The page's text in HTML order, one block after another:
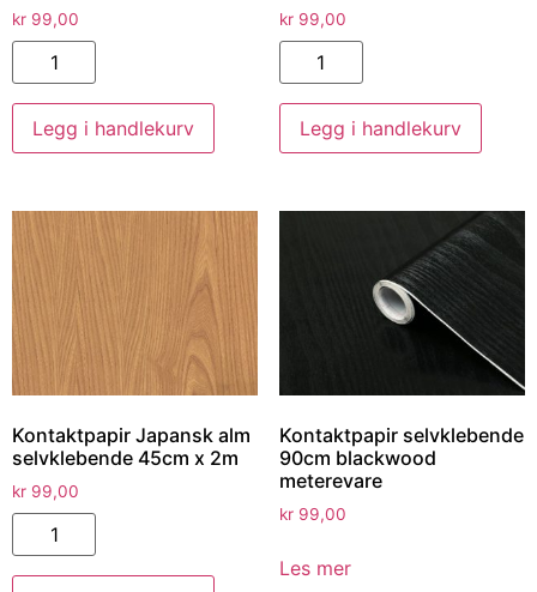
kr 99,00
Legg i handlekurv
kr99,00
Legg i handlekurv
Kontaktpapir Japansk alm
selvklebende 45cm x 2m
kr 99,00
Kontaktpapir selvklebende
90cm blackwood
meterevare
kr99,00
Les mer